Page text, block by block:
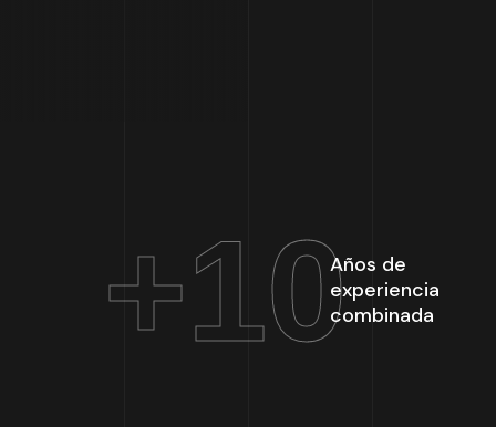
+10Años de
experiencia
combinada